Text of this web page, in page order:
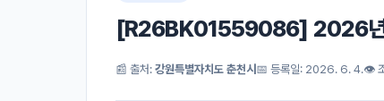
[R26BK01559086] 2026년
📰 출처: 강원특별자치도 춘천시 📅 등록일: 2026. 6. 4.👁